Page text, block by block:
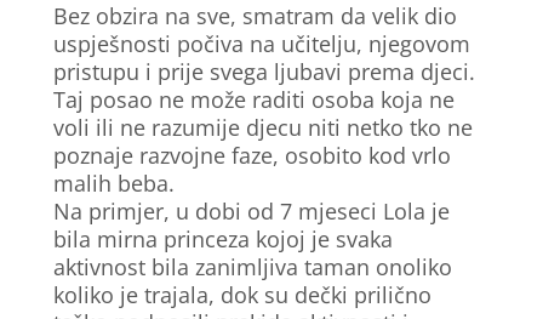
Bez obzira na sve, smatram da velik dio
uspješnosti počiva na učitelju, njegovom
pristupu i prije svega ljubavi prema djeci.
Taj posao ne može raditi osoba koja ne
voli ili ne razumije djecu niti netko tko ne
poznaje razvojne faze, osobito kod vrlo
malih beba.
Na primjer, u dobi od 7 mjeseci Lola je
bila mirna princeza kojoj je svaka
aktivnost bila zanimljiva taman onoliko
koliko je trajala, dok su dečki prilično